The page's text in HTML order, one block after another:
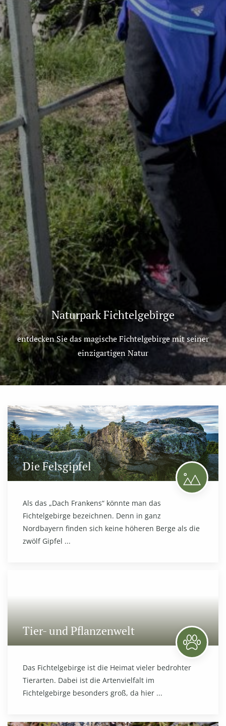
Naturpark Fichtelgebirge
entdecken Sie das magische Fichtelgebirge mit seiner
einzigartigen Natur
Die Felsgipfel
Als das „Dach Frankens“ könnte man das
Fichtelgebirge bezeichnen. Denn in ganz
Nordbayern finden sich keine höheren Berge als die
zwölf Gipfel ...
Tier- und Pflanzenwelt
Das Fichtelgebirge ist die Heimat vieler bedrohter
Tierarten. Dabei ist die Artenvielfalt im
Fichtelgebirge besonders groß, da hier ...